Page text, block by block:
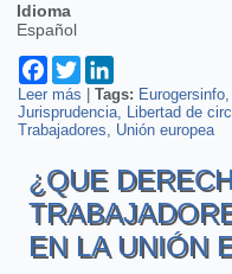
Idioma
Español
Facebook
Twitter
Leer más sobre Publicación
trabajadores en la UE
|Tags: Eurogersinfo
Jurisprudencia
Libertad de
Trabajadores
Unión europea
¿QUE
EN LA UNIÓN